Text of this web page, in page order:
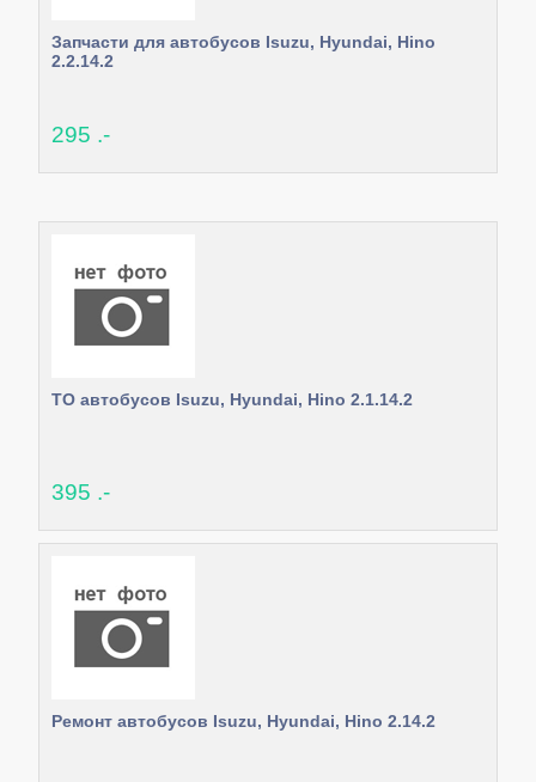
Запчасти для автобусов Isuzu, Hyundai, Hino
2.2.14.2
295 .-
ТО автобусов Isuzu, Hyundai, Hino 2.1.14.2
395 .-
Ремонт автобусов Isuzu, Hyundai, Hino 2.14.2